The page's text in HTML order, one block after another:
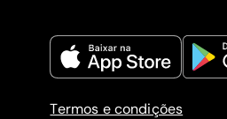
Termos e condições